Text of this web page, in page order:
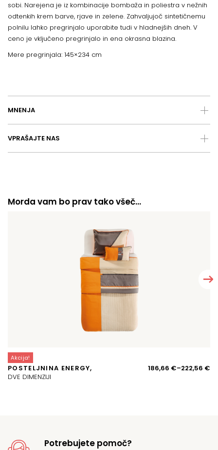
sobi. Narejena je iz kombinacije bombaža in poliestra v nežnih
odtenkih krem barve, rjave in zelene. Zahvaljujoč sintetičnemu
polnilu lahko pregrinjalo uporabite tudi v hladnejših dneh. V
ceno je vključeno pregrinjalo in ena okrasna blazina.
Mere pregrinjala: 145×234 cm
MNENJA
VPRAŠAJTE NAS
Morda vam bo prav tako všeč…
Akcija!
POSTELJNINA ENERGY,
DVE DIMENZIJI
186,66 €–222,56 €
Potrebujete pomoč?